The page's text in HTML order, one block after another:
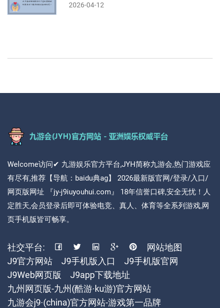
2026-04-12
Welcome访问✔ 九游娱乐官方平台,JYH简称九游会,热门游戏应
有尽有,推荐【导航：baidu典ag】 2026最新版官网/登录/入口/
网页版网址 『jy-j9iuyouhui.com』 18年信誉口碑,安全无忧！人
定胜天,会员登录后即可体验电竞、真人、体育等全系列游戏,网
页手机版皆可畅享。
社交平台:
网站地图
J9官方网站
J9手机版入口
J9手机版官网
J9Web网页版
J9app下载地址
九州网页版-九州(酷游·ku游)官方网站
九游会j9·(china)官方网站-游戏第一品牌